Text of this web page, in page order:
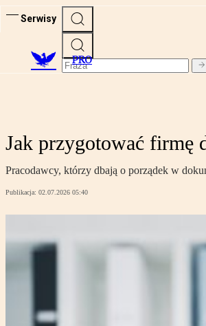
Serwisy
PRO
Jak przygotować firmę
Pracodawcy, którzy dbają o porządek w
Publikacja: 02.07.2026 05:40